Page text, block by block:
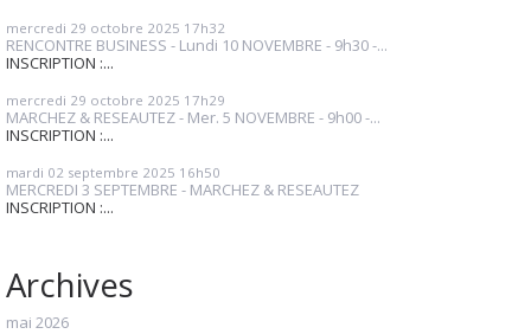
mercredi 29 octobre 2025 17h32
RENCONTRE BUSINESS - Lundi 10 NOVEMBRE - 9h30 -...
INSCRIPTION :...
mercredi 29 octobre 2025 17h29
MARCHEZ & RESEAUTEZ - Mer. 5 NOVEMBRE - 9h00 -...
INSCRIPTION :...
mardi 02 septembre 2025 16h50
MERCREDI 3 SEPTEMBRE - MARCHEZ & RESEAUTEZ
INSCRIPTION :...
Archives
mai 2026